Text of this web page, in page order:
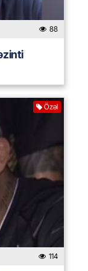
88
Özəl
114